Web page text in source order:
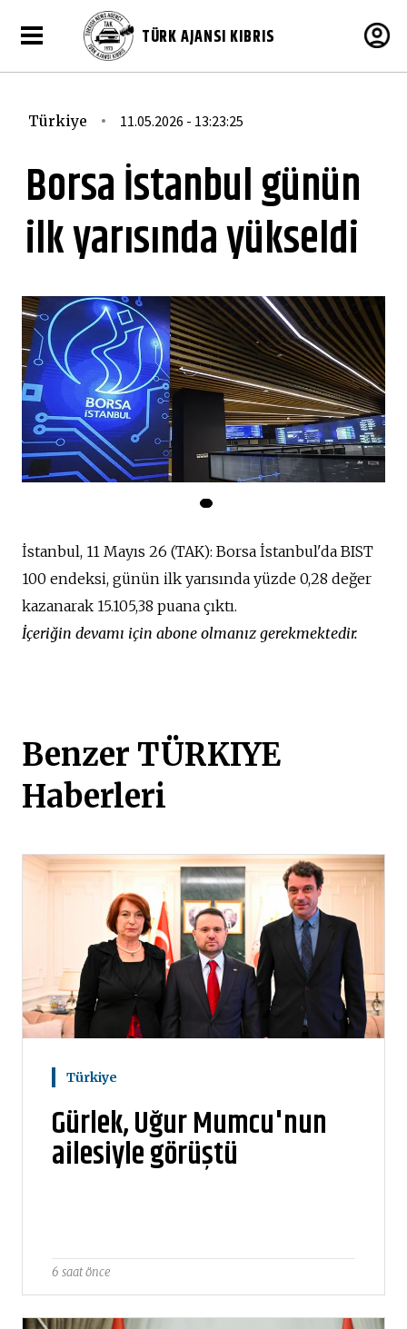
TÜRK AJANSI KIBRIS
Türkiye 11.05.2026 - 13:23:25
Borsa İstanbul günün
ilk yarısında yükseldi
İstanbul, 11 Mayıs 26 (TAK): Borsa İstanbul'da BIST
100 endeksi, günün ilk yarısında yüzde 0,28 değer
kazanarak 15.105,38 puana çıktı.
İçeriğin devamı için abone olmanız gerekmektedir.
Benzer TÜRKIYE
Haberleri
Türkiye
Gürlek, Uğur Mumcu'nun
ailesiyle görüştü
6 saat önce